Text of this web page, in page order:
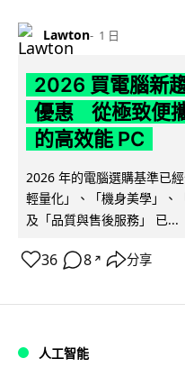
Lawton 1 日
2026 買電腦新
優惠 從極致便
的高效能 PC
2026 年的電腦選購基準已
輕量化」、「機身美學」、
及「品質與售後服務」 已...
36 8 ↗ 分享
人工智能